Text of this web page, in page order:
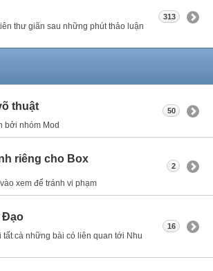
thư giãn sau những phút thảo luận
313
thuật
bởi nhóm Mod
50
riêng cho Box
xem để tránh vi phạm
2
Đạo
tất cà những bài có liên quan tới Nhu
16